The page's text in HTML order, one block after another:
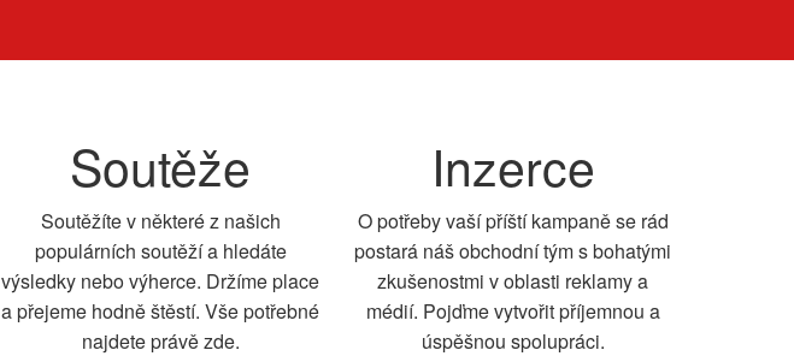
Soutěže
Soutěžíte v některé z našich
populárních soutěží a hledáte
výsledky nebo výherce. Držíme place
a přejeme hodně štěstí. Vše potřebné
najdete právě zde.
Inzerce
O potřeby vaší příští kampaně se rád
postará náš obchodní tým s bohatými
zkušenostmi v oblasti reklamy a
médií. Pojďme vytvořit příjemnou a
úspěšnou spolupráci.